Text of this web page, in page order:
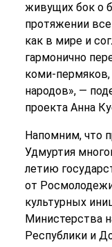
живущих бок о
протяжении
как в мире и
гармонично
коми-пермяков,
народов», —
проекта Анна
Напомним, что
Удмуртия
летию
от
культурных
Министерства
Республики и